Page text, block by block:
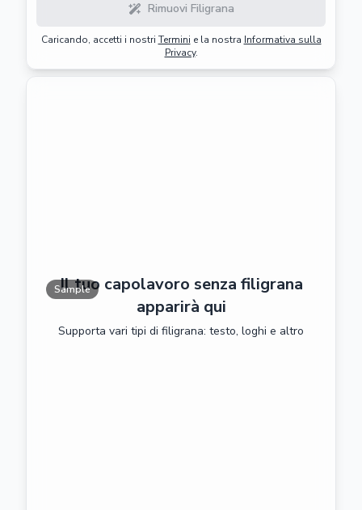
Rimuovi Filigrana
Caricando, accetti i nostri Termini e la nostra Informativa sulla
Privacy.
Sample
Il tuo capolavoro senza filigrana
apparirà qui
Supporta vari tipi di filigrana: testo, loghi e altro